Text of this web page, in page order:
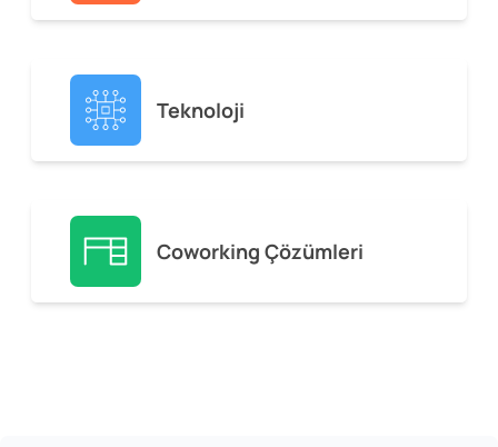
Teknoloji
Coworking Çözümleri